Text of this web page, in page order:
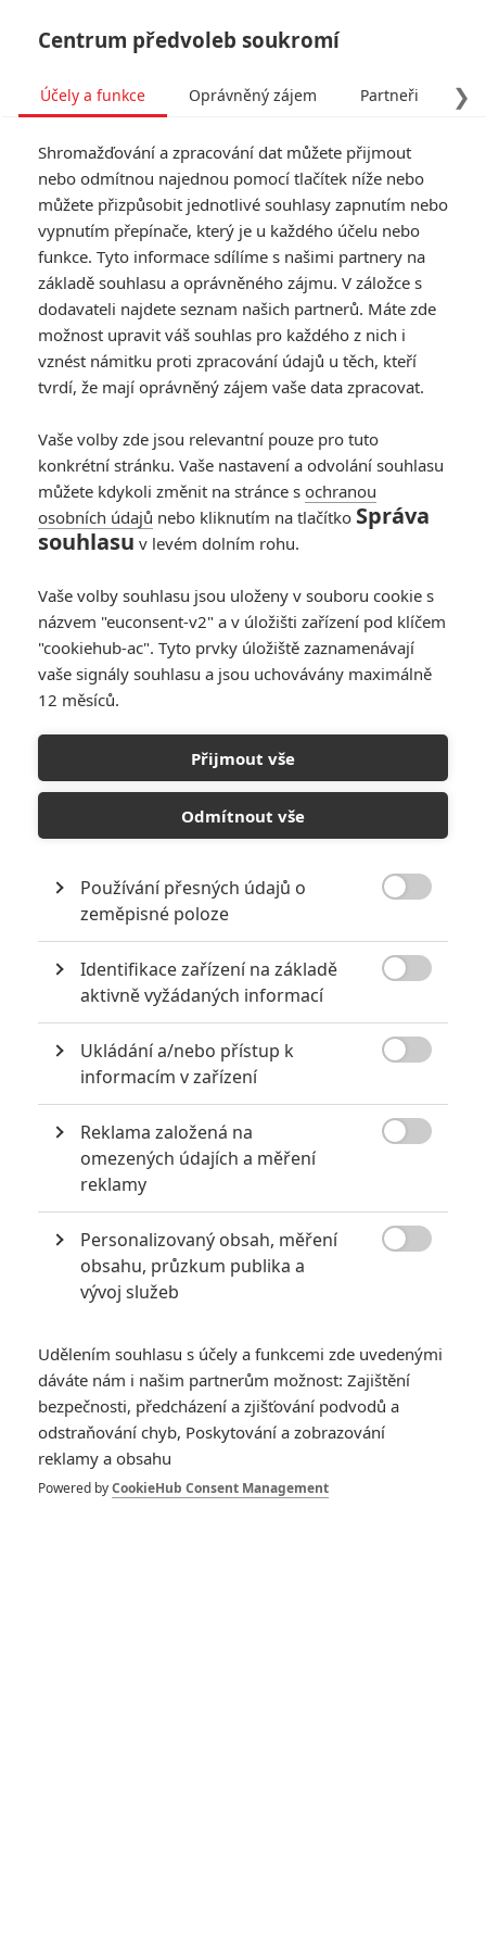
Mlčení
Mlčení pojednává o dvou
jezuitských misionářích, kteří se v
17. století vypraví do Japonska
hledat svého zmizelého mentora.
Japonsku zakázáno, a tak na oba
muže čeká těžká zkouška. V
hlavních rolích hrají Andrew
Garfield, Adam Driver, Liam
Neeson, Tadanobu Asano a
Ciarán Hinds. Režíroval Martin
slovenské premiéry je stanoveno
na 16. 2. 2017.
Galerie k filmu Mlčení
GALERIE
Centrum předvoleb soukromí
❯
Účely a funkce Oprávněný zájem Partneři
Shromažďování a zpracování dat můžete přijmout
nebo odmítnou najednou pomocí tlačítek níže nebo
můžete přizpůsobit jednotlivé souhlasy zapnutím nebo
vypnutím přepínače, který je u každého účelu nebo
funkce. Tyto informace sdílíme s našimi partnery na
základě souhlasu a oprávněného zájmu. V záložce s
dodavateli najdete seznam našich partnerů. Máte zde
možnost upravit váš souhlas pro každého z nich i
vznést námitku proti zpracování údajů u těch, kteří
tvrdí, že mají oprávněný zájem vaše data zpracovat.
Vaše volby zde jsou relevantní pouze pro tuto
konkrétní stránku. Vaše nastavení a odvolání souhlasu
můžete kdykoli změnit na stránce s ochranou
osobních údajů nebo kliknutím na tlačítko Správa
souhlasu v levém dolním rohu.
Vaše volby souhlasu jsou uloženy v souboru cookie s
názvem "euconsent-v2" a v úložišti zařízení pod klíčem
"cookiehub-ac". Tyto prvky úložiště zaznamenávají
vaše signály souhlasu a jsou uchovávány maximálně
12 měsíců.
Přijmout vše
Odmítnout vše
Používání přesných údajů o
zeměpisné poloze
Identifikace zařízení na základě
aktivně vyžádaných informací
Ukládání a/nebo přístup k
informacím v zařízení
Reklama založená na
omezených údajích a měření
reklamy
Personalizovaný obsah, měření
obsahu, průzkum publika a
vývoj služeb
Udělením souhlasu s účely a funkcemi zde uvedenými
dáváte nám i našim partnerům možnost: Zajištění
bezpečnosti, předcházení a zjišťování podvodů a
odstraňování chyb, Poskytování a zobrazování
reklamy a obsahu
Powered byCookieHub Consent Management